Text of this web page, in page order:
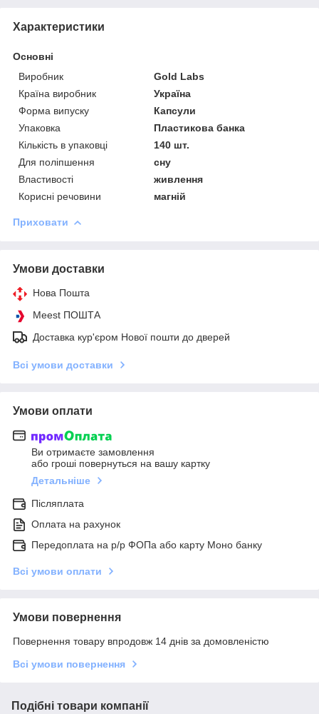
Характеристики
Основні
Виробник
Gold Labs
Країна виробник
Україна
Форма випуску
Капсули
Упаковка
Пластикова банка
Кількість в упаковці
140 шт.
Для поліпшення
сну
Властивості
живлення
Корисні речовини
магній
Приховати
Умови доставки
Нова Пошта
Meest ПОШТА
Доставка кур'єром Нової пошти до дверей
Всі умови доставки
Умови оплати
Ви отримаєте замовлення
або гроші повернуться на вашу картку
Детальніше
Післяплата
Оплата на рахунок
Передоплата на р/р ФОПа або карту Моно банку
Всі умови оплати
Умови повернення
Повернення товару впродовж 14 днів за домовленістю
Всі умови повернення
Подібні товари компанії